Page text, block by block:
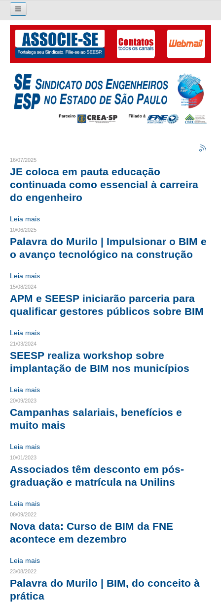
Pesquisar...
O SINDICATO
APRESENTAÇÃO
PALAVRA DO PRESIDENTE
LIVRO GESTÃO 2026-2029
GALERIA EX-PRESIDENTES
ORGANOGRAMA
CRESCE BRASIL
CONSELHO TECNOLÓGICO
HISTÓRICO E ATUAÇÃO
COMPOSIÇÃO
PERSONALIDADES DA TECNOLOGIA
NÚCLEO DA MULHER ENGENHEIRA
JURÍDICO
CONSULTORIA
CONTRIBUIÇÕES
CONTRIBUIÇÃO ASSISTENCIAL
CONTRIBUIÇÃO ASSOCIATIVA OU ANUIDADE DE SÓCIO
CONTRIBUIÇÃO SINDICAL URBANA
REVISÃO DE APOSENTADORIA
FGTS EXPURGOS
FGTS CORREÇÃO
16/07/2025
JE coloca em pauta educação
continuada como essencial à carreira
do engenheiro
Leia mais
10/06/2025
Palavra do Murilo | Impulsionar o BIM e
o avanço tecnológico na construção
Leia mais
15/08/2024
APM e SEESP iniciarão parceria para
qualificar gestores públicos sobre BIM
Leia mais
21/03/2024
SEESP realiza workshop sobre
implantação de BIM nos municípios
Leia mais
20/09/2023
Campanhas salariais, benefícios e
muito mais
Leia mais
10/01/2023
Associados têm desconto em pós-
graduação e matrícula na Unilins
Leia mais
08/09/2022
Nova data: Curso de BIM da FNE
acontece em dezembro
Leia mais
23/08/2022
Palavra do Murilo | BIM, do conceito à
prática